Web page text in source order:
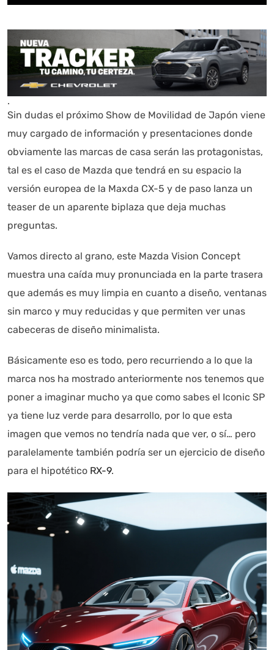
.
Sin dudas el próximo Show de Movilidad de Japón viene
muy cargado de información y presentaciones donde
obviamente las marcas de casa serán las protagonistas,
tal es el caso de Mazda que tendrá en su espacio la
versión europea de la Maxda CX-5 y de paso lanza un
teaser de un aparente biplaza que deja muchas
preguntas.
Vamos directo al grano, este Mazda Vision Concept
muestra una caída muy pronunciada en la parte trasera
que además es muy limpia en cuanto a diseño, ventanas
sin marco y muy reducidas y que permiten ver unas
cabeceras de diseño minimalista.
Básicamente eso es todo, pero recurriendo a lo que la
marca nos ha mostrado anteriormente nos tenemos que
poner a imaginar mucho ya que como sabes el Iconic SP
ya tiene luz verde para desarrollo, por lo que esta
imagen que vemos no tendría nada que ver, o sí… pero
paralelamente también podría ser un ejercicio de diseño
para el hipotético RX-9.
Autoanalítica IA Agente Inteligente
Estoy aquí para encontrar lo que necesitas. ¿Qué estás
buscando? "Este asistente con IA (OpenAI) ofrece
Asistente con IA en desarrollo. Autoanalítica optimiza